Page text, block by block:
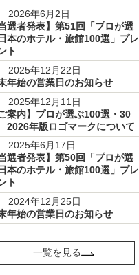
2026年6月2日
当選者発表】第51回「プロが選
本のホテル・旅館100選」プレ
ト
2025年12月22日
年始の営業日のお知らせ
2025年12月11日
ご案内】プロが選ぶ100選・30
年版ロゴマークについて
2025年6月17日
当選者発表】第50回「プロが選
本のホテル・旅館100選」プレ
ト
2024年12月25日
年始の営業日のお知らせ
一覧を見る